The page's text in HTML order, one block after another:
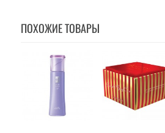
ПОХОЖИЕ ТОВАРЫ